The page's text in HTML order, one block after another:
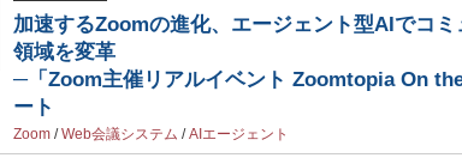
加速するZoomの進化、エージェント型AIでコ
領域を変革
─「Zoom主催リアルイベント Zoomtopia On
ート
Zoom /Web会議システム /AIエージェント